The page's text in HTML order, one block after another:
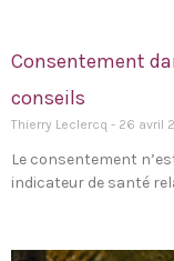
Consentement
conseils
Thierry Leclercq 26 avril
Le consentement
indicateur de santé